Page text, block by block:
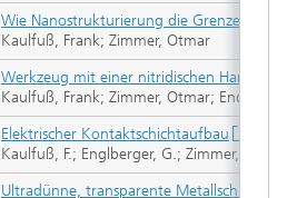
Wie Nanostrukturierung die Grenzen der
Kaulfuß, Frank; Zimmer, Otmar
Werkzeug mit einer nitridischen
Kaulfuß, Frank; Zimmer, Otmar; Endter,
Elektrischer Kontaktschichtaufbau
Kaulfuß, F.; Englberger, G.; Zimmer, O.
Ultradünne, transparente